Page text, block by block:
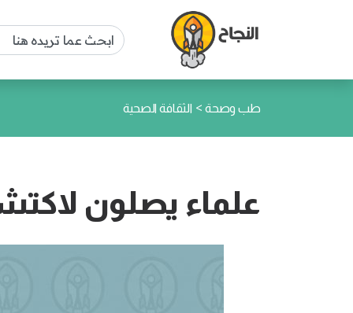
طب وصحة > الثقافة الصحية
علماء يصلون